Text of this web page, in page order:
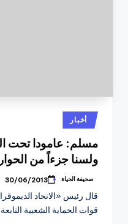
نُشر
في
أخبار
مسلم: عامودا تحت
ولسنا جزءاً من
تمّ
بواسطة
صحيفة الحياة 30/06/2013
قال رئيس «الاتحاد
قوات الحماية الشعبية